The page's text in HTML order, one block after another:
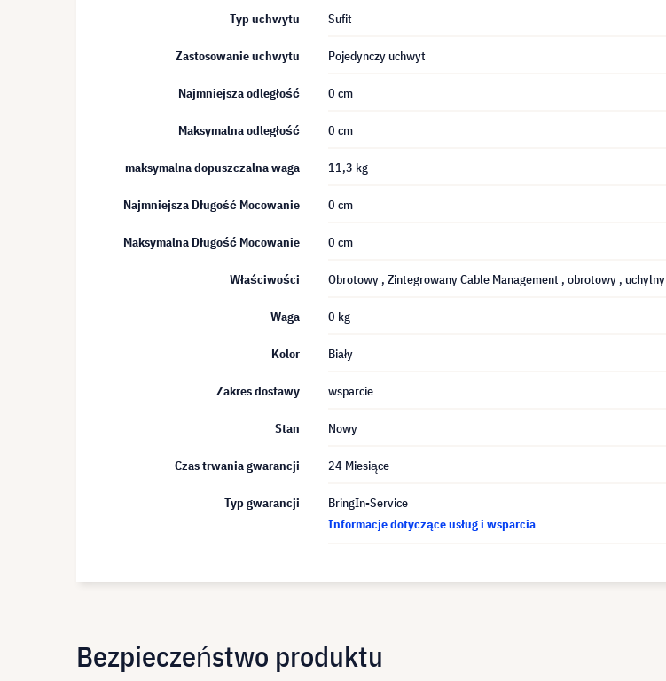
Typ uchwytu Sufit
Zastosowanie uchwytu Pojedynczy uchwyt
Najmniejsza odległość 0 cm
Maksymalna odległość 0 cm
maksymalna dopuszczalna waga 11,3 kg
Najmniejsza Długość Mocowanie 0 cm
Maksymalna Długość Mocowanie 0 cm
Właściwości Obrotowy , Zintegrowany Cable Management , obrotowy , uchylny
Waga 0 kg
Kolor Biały
Zakres dostawy wsparcie
Stan Nowy
Czas trwania gwarancji 24 Miesiące
Typ gwarancji
BringIn-Service
Informacje dotyczące usług i wsparcia
Bezpieczeństwo produktu